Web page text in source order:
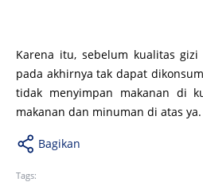
Karena itu, sebelum kualitas
pada akhirnya tak dapat
tidak menyimpan makanan di
makanan dan minuman di atas ya.
Bagikan
Tags: